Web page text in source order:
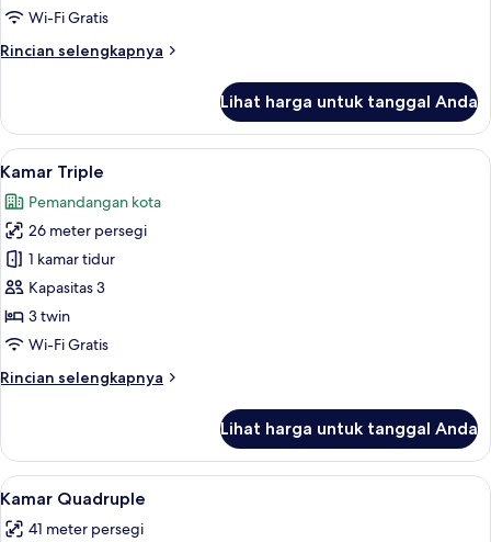
Wi-Fi Gratis
Rincian selengkapnya
Rincian
Kamar
Twin
Deluks
Lihat harga untuk tanggal Anda
Lihat
semua
foto
untuk
Kamar
Triple
Brankas, meja kerja, kedap suara,
6
Kamar Triple
Pemandangan kota
26 meter persegi
1 kamar tidur
Kapasitas 3
3 twin
Wi-Fi Gratis
Rincian selengkapnya
Rincian
Kamar
Triple
Lihat harga untuk tanggal Anda
Lihat
semua
Brankas, meja kerja, kedap suara,
4
Kamar Quadruple
41 meter persegi